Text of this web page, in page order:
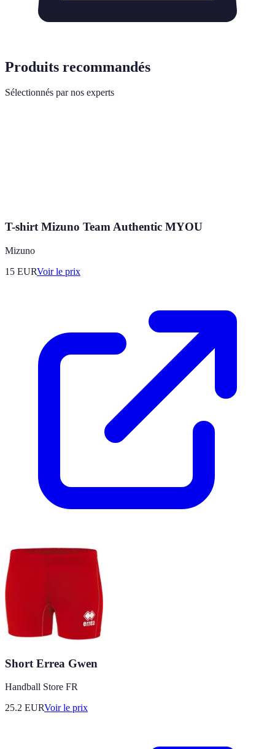
Produits recommandés
Sélectionnés par nos experts
T-shirt Mizuno Team Authentic MYOU
Mizuno
15 EURVoir le prix
Short Errea Gwen
Handball Store FR
25.2 EURVoir le prix